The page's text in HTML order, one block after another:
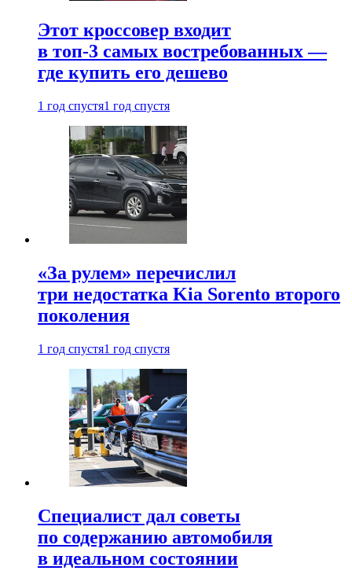
Этот кроссовер входит
в топ-3 самых востребованных —
где купить его дешево
1 год спустя1 год спустя
«За рулем» перечислил
три недостатка Kia Sorento второго
поколения
1 год спустя1 год спустя
Специалист дал советы
по содержанию автомобиля
в идеальном состоянии